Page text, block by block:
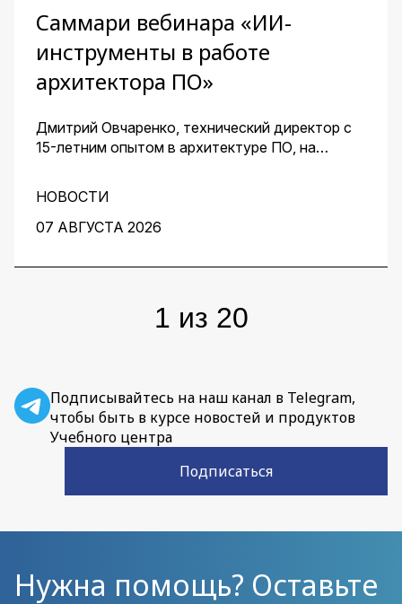
Саммари вебинара «ИИ-
инструменты в работе
архитектора ПО»
Дмитрий Овчаренко, технический директор с
15-летним опытом в архитектуре ПО, на
кондитеров — показал, как ИИ помогает
архитектору ускорить работу на всех этапах:
от чистого листа до готовых артефактов для
НОВОСТИ
07 АВГУСТА 2026
1 из 20
Подписывайтесь на наш канал в Telegram,
чтобы быть в курсе новостей и продуктов
Учебного центра
Подписаться
Нужна помощь? Оставьте